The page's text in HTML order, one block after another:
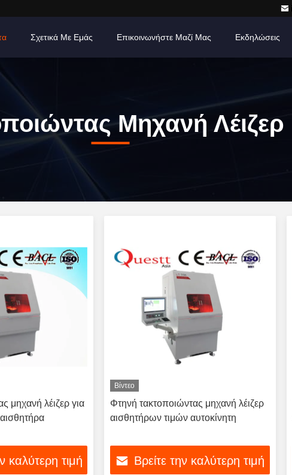
Σχετικά Με Εμάς Επικοινωνήστε Μαζί Μας Εκδηλώσεις
Μηχανή Λέιζερ
μηχανή λέιζερ για
αισθητήρα
καλύτερη τιμή
Βίντεο
Φτηνή τακτοποιώντας μηχανή λέιζερ
αισθητήρων τιμών αυτοκίνητη
Βρείτε την καλύτερη τιμή